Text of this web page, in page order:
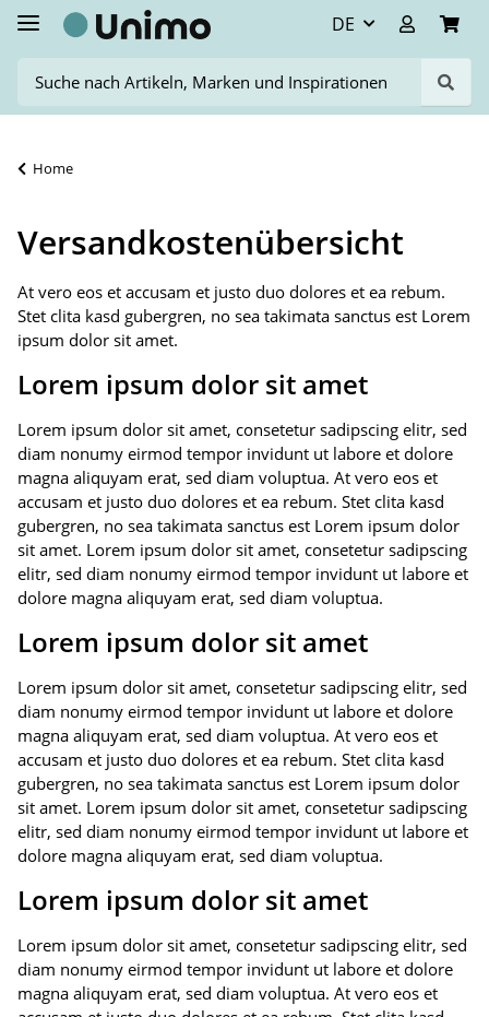
DE
Home
Versandkostenübersicht
At vero eos et accusam et justo duo dolores et ea rebum.
Stet clita kasd gubergren, no sea takimata sanctus est Lorem
ipsum dolor sit amet.
Lorem ipsum dolor sit amet
Lorem ipsum dolor sit amet, consetetur sadipscing elitr, sed
diam nonumy eirmod tempor invidunt ut labore et dolore
magna aliquyam erat, sed diam voluptua. At vero eos et
accusam et justo duo dolores et ea rebum. Stet clita kasd
gubergren, no sea takimata sanctus est Lorem ipsum dolor
sit amet. Lorem ipsum dolor sit amet, consetetur sadipscing
elitr, sed diam nonumy eirmod tempor invidunt ut labore et
dolore magna aliquyam erat, sed diam voluptua.
Lorem ipsum dolor sit amet
Lorem ipsum dolor sit amet, consetetur sadipscing elitr, sed
diam nonumy eirmod tempor invidunt ut labore et dolore
magna aliquyam erat, sed diam voluptua. At vero eos et
accusam et justo duo dolores et ea rebum. Stet clita kasd
gubergren, no sea takimata sanctus est Lorem ipsum dolor
sit amet. Lorem ipsum dolor sit amet, consetetur sadipscing
elitr, sed diam nonumy eirmod tempor invidunt ut labore et
dolore magna aliquyam erat, sed diam voluptua.
Lorem ipsum dolor sit amet
Lorem ipsum dolor sit amet, consetetur sadipscing elitr, sed
diam nonumy eirmod tempor invidunt ut labore et dolore
magna aliquyam erat, sed diam voluptua. At vero eos et